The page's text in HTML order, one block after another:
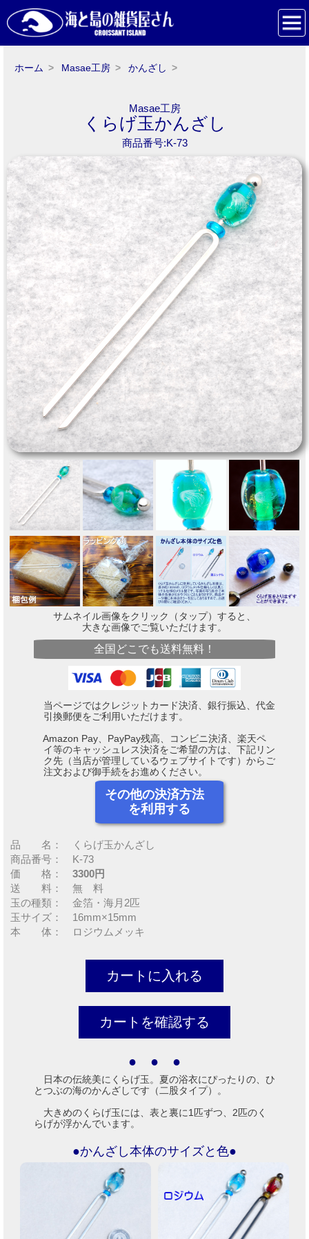
ホーム Masae工房 かんざし
Masae工房
くらげ玉かんざし
商品番号:K-73
サムネイル画像をクリック（タップ）すると、
大きな画像でご覧いただけます。
全国どこでも送料無料！
当ページではクレジットカード決済、銀行振込、代金
引換郵便をご利用いただけます。
Amazon Pay、PayPay残高、コンビニ決済、楽天ペ
イ等のキャッシュレス決済をご希望の方は、下記リン
ク先（当店が管理しているウェブサイトです）からご
注文および御手続をお進めください。
その他の決済方法
を利用する
品 名： くらげ玉かんざし
商品番号： K-73
価 格： 3300円
送 料： 無 料
玉の種類： 金箔・海月2匹
玉サイズ： 16mm×15mm
本 体： ロジウムメッキ
● ● ●
日本の伝統美にくらげ玉。夏の浴衣にぴったりの、ひ
とつぶの海のかんざしです（二股タイプ）。
大きめのくらげ玉には、表と裏に1匹ずつ、2匹のく
らげが浮かんでいます。
●かんざし本体のサイズと色●